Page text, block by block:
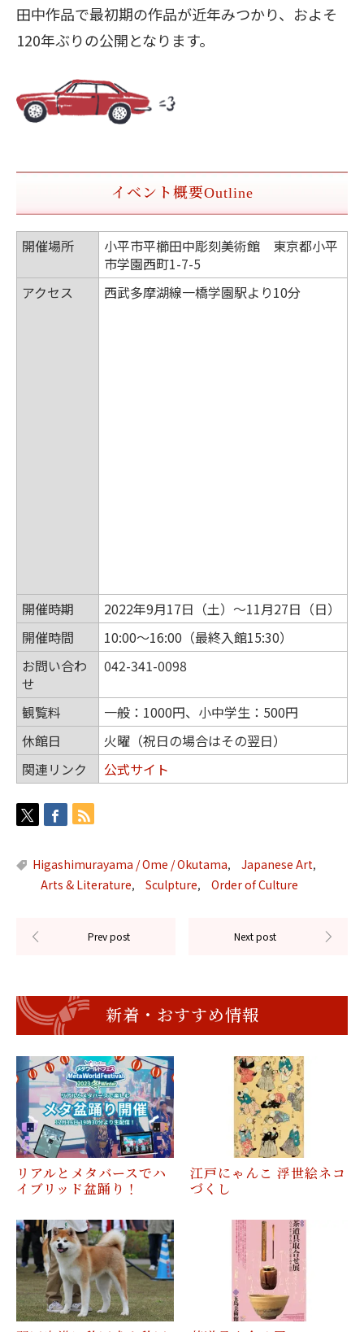
田中作品で最初期の作品が近年みつかり、およそ
120年ぶりの公開となります。
イベント概要Outline
開催場所
小平市平櫛田中彫刻美術館 東京都小平
市学園西町1-7-5
アクセス
西武多摩湖線一橋学園駅より10分
開催時期
2022年9月17日（土）～11月27日（日）
開催時間
10:00～16:00（最終入館15:30）
お問い合わ
せ
042-341-0098
観覧料
一般：1000円、小中学生：500円
休館日
火曜（祝日の場合はその翌日）
関連リンク
公式サイト
Higashimurayama / Ome / Okutama, Japanese Art,
Arts & Literature, Sculpture, Order of Culture
新着・おすすめ情報
リアルとメタバースでハ
イブリッド盆踊り！
江戸にゃんこ 浮世絵ネコ
づくし